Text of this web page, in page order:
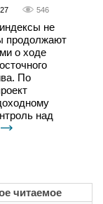
546
не
продолжают
о ходе
По
над
читаемое